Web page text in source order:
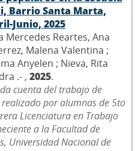
Barrio Santa Marta,
Junio, 2025
Mercedes Reartes, Ana
Malena Valentina ;
Anyelen ; Nieva, Rita
.- , 2025.
cuenta del trabajo de
por alumnas de 5to
Licenciatura en Trabajo
a la Facultad de
Universidad Nacional de